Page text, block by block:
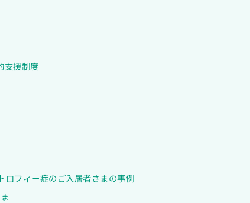
支援制度
ロフィー症のご入居者さまの事例